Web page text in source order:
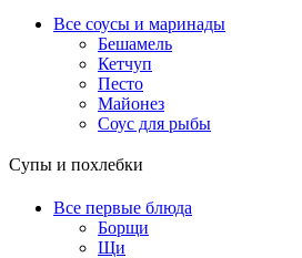
Все соусы и маринады
Бешамель
Кетчуп
Песто
Майонез
Соус для рыбы
Супы и похлебки
Все первые блюда
Борщи
Щи